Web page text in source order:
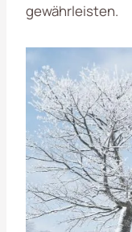
gewährleisten.